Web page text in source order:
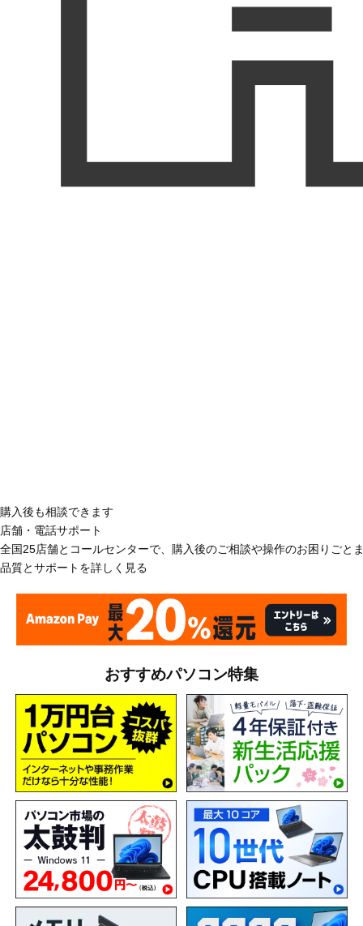
購入後も相談できます
店舗・電話サポート
全国25店舗とコールセンターで、購入後のご相談や操作のお困りごと
品質とサポートを詳しく見る
おすすめパソコン特集